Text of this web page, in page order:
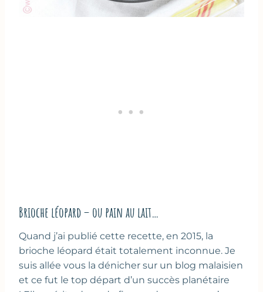
Brioche léopard – ou pain au lait…
Quand j’ai publié cette recette, en 2015, la
brioche léopard était totalement inconnue. Je
suis allée vous la dénicher sur un blog malaisien
et ce fut le top départ d’un succès planétaire